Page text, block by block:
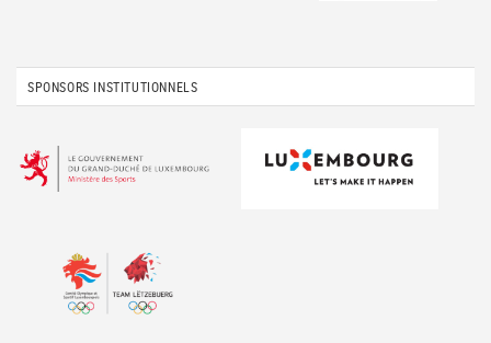
SPONSORS INSTITUTIONNELS